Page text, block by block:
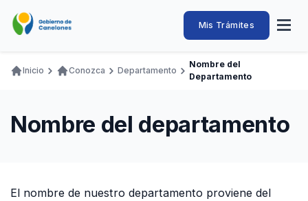
contenido
Intendencia
Canelones
Abrir
Navegación
Mis Trámites
Ingresar
Llamados Laborales
Teléfonos
Ruta
navegación
Inicio Conozca Departamento
Nombre del
Departamento
Nombre del departamento
El nombre de nuestro departamento proviene del